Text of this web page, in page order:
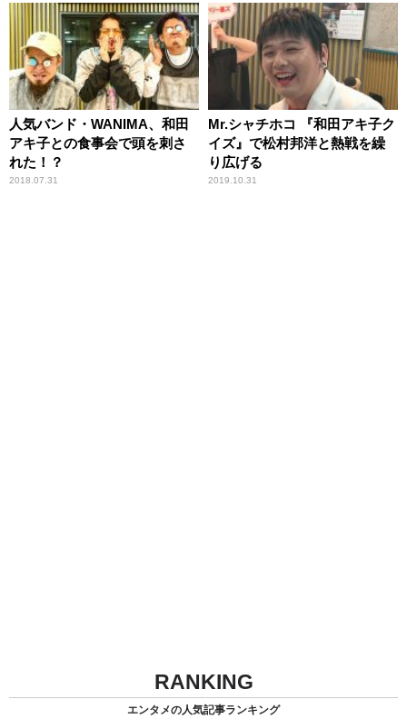
人気バンド・WANIMA、和田
アキ子との食事会で頭を刺さ
れた！？
2018.07.31
Mr.シャチホコ 『和田アキ子ク
イズ』で松村邦洋と熱戦を繰
り広げる
2019.10.31
RANKING
エンタメの人気記事ランキング